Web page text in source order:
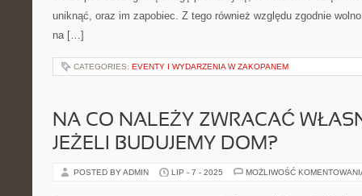
uniknąć, oraz im zapobiec. Z tego również względu zgodnie
na […]
CATEGORIES: EVENTY I WYDARZENIA W ZAKOPANEM
NA CO NALEŻY ZWRACAĆ
JEŻELI BUDUJEMY DOM?
POSTED BY ADMIN LIP - 7 - 2025 MOŻLIWOŚĆ